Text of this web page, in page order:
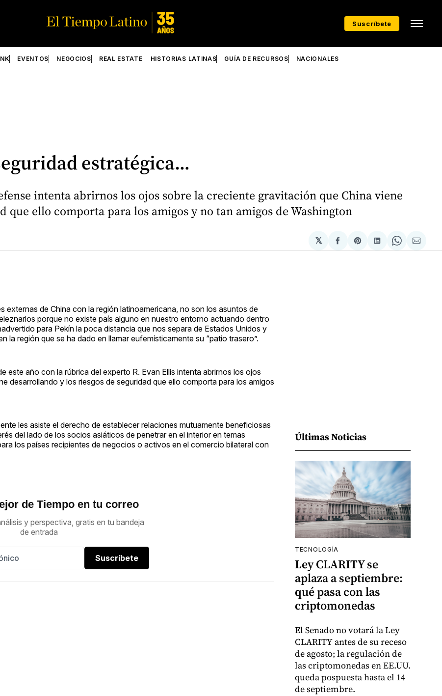
Suscríbete
EVENTOS NEGOCIOS REAL ESTATE HISTORIAS LATINAS GUÍA DE RECURSOS NACIONALES
estratégica…
intenta abrirnos los ojos sobre la creciente gravitación que China viene
que ello comporta para los amigos y no tan amigos de Washington
𝕏
Compartir
en
Share
on
Compartir
en
Share
on
via
externas de China con la región latinoamericana, no son los asuntos de
porque no existe país alguno en nuestro entorno actuando dentro
para Pekín la poca distancia que nos separa de Estados Unidos y
la región que se ha dado en llamar eufemísticamente su “patio trasero”.
este año con la rúbrica del experto R. Evan Ellis intenta abrirnos los ojos
desarrollando y los riesgos de seguridad que ello comporta para los amigos
les asiste el derecho de establecer relaciones mutuamente beneficiosas
del lado de los socios asiáticos de penetrar en el interior en temas
los países recipientes de negocios o activos en el comercio bilateral con
de Tiempo en tu correo
y perspectiva, gratis en tu bandeja
de entrada
Suscríbete
Últimas Noticias
TECNOLOGÍA
Ley CLARITY se
aplaza a septiembre:
qué pasa con las
criptomonedas
El Senado no votará la Ley
CLARITY antes de su receso
de agosto; la regulación de
las criptomonedas en EE.UU.
queda pospuesta hasta el 14
de septiembre.